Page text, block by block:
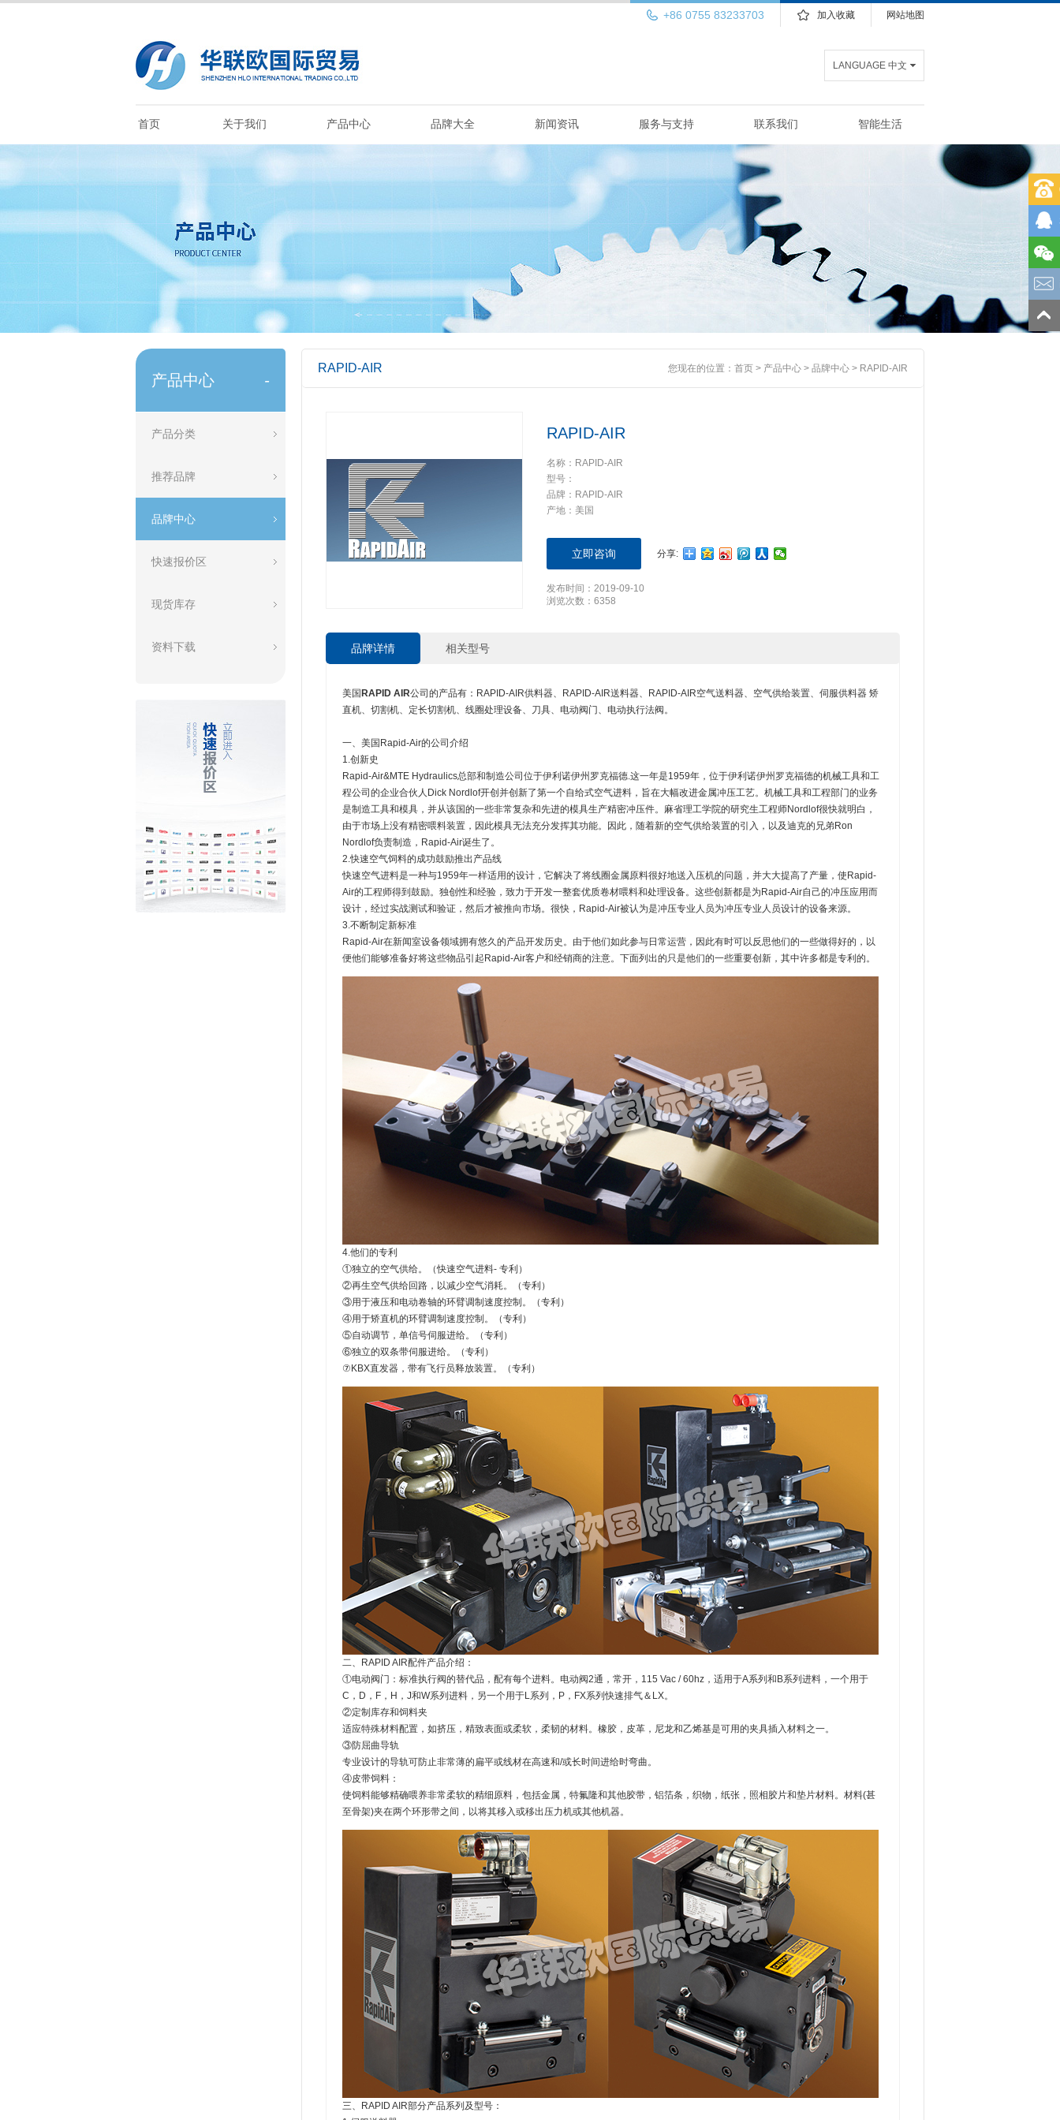
网站地图
加入收藏
+86 0755 83233703
LANGUAGE 中文
首页 关于我们 产品中心 品牌大全 新闻资讯 服务与支持 联系我们 智能生活
产品中心 -
产品分类
推荐品牌
品牌中心
快速报价区
现货库存
资料下载
RAPID-AIR 您现在的位置： 首页 > 产品中心 > 品牌中心 > RAPID-AIR
RAPID-AIR
名称：RAPID-AIR
型号：
品牌：RAPID-AIR
产地：美国
立即咨询 分享:
发布时间：2019-09-10
浏览次数：6358
品牌详情 相关型号
美国 RAPID AIR公司的产品有：RAPID-AIR供料器、RAPID-AIR送料器、RAPID-AIR空气送料器、空气供给装置、伺服供料器 矫
直机、切割机、定长切割机、线圈处理设备、刀具、电动阀门、电动执行法阀。
一、美国Rapid-Air的公司介绍
1.创新史
Rapid-Air&MTE Hydraulics总部和制造公司位于伊利诺伊州罗克福德.这一年是1959年，位于伊利诺伊州罗克福德的机械工具和工
程公司的企业合伙人Dick Nordlof开创并创新了第一个自给式空气进料，旨在大幅改进金属冲压工艺。机械工具和工程部门的业务
是制造工具和模具，并从该国的一些非常复杂和先进的模具生产精密冲压件。麻省理工学院的研究生工程师Nordlof很快就明白，
由于市场上没有精密喂料装置，因此模具无法充分发挥其功能。因此，随着新的空气供给装置的引入，以及迪克的兄弟Ron
Nordlof负责制造，Rapid-Air诞生了。
2.快速空气饲料的成功鼓励推出产品线
快速空气进料是一种与1959年一样适用的设计，它解决了将线圈金属原料很好地送入压机的问题，并大大提高了产量，使Rapid-
Air的工程师得到鼓励。独创性和经验，致力于开发一整套优质卷材喂料和处理设备。这些创新都是为Rapid-Air自己的冲压应用而
设计，经过实战测试和验证，然后才被推向市场。很快，Rapid-Air被认为是冲压专业人员为冲压专业人员设计的设备来源。
3.不断制定新标准
Rapid-Air在新闻室设备领域拥有悠久的产品开发历史。由于他们如此参与日常运营，因此有时可以反思他们的一些做得好的，以
便他们能够准备好将这些物品引起Rapid-Air客户和经销商的注意。下面列出的只是他们的一些重要创新，其中许多都是专利的。
4.他们的专利
①独立的空气供给。（快速空气进料- 专利）
②再生空气供给回路，以减少空气消耗。（专利）
③用于液压和电动卷轴的环臂调制速度控制。（专利）
④用于矫直机的环臂调制速度控制。（专利）
⑤自动调节，单信号伺服进给。（专利）
⑥独立的双条带伺服进给。（专利）
⑦KBX直发器，带有飞行员释放装置。（专利）
二、RAPID AIR配件产品介绍：
①电动阀门：标准执行阀的替代品，配有每个进料。电动阀2通，常开，115 Vac / 60hz，适用于A系列和B系列进料，一个用于
C，D，F，H，J和W系列进料，另一个用于L系列，P，FX系列快速排气＆LX。
②定制库存和饲料夹
适应特殊材料配置，如挤压，精致表面或柔软，柔韧的材料。橡胶，皮革，尼龙和乙烯基是可用的夹具插入材料之一。
③防屈曲导轨
专业设计的导轨可防止非常薄的扁平或线材在高速和/或长时间进给时弯曲。
④皮带饲料：
使饲料能够精确喂养非常柔软的精细原料，包括金属，特氟隆和其他胶带，铝箔条，织物，纸张，照相胶片和垫片材料。材料(甚
至骨架)夹在两个环形带之间，以将其移入或移出压力机或其他机器。
三、RAPID AIR部分产品系列及型号：